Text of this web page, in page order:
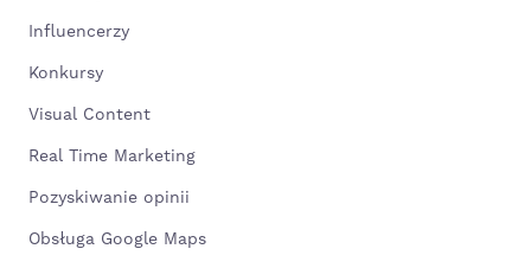
Influencerzy
Konkursy
Visual Content
Real Time Marketing
Pozyskiwanie opinii
Obsługa Google Maps